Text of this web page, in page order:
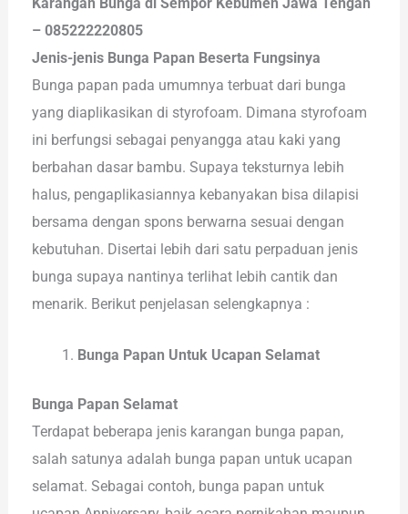
– 085222220805
Jenis-jenis Bunga Papan Beserta Fungsinya
Bunga papan pada umumnya terbuat dari bunga
yang diaplikasikan di styrofoam. Dimana styrofoam
ini berfungsi sebagai penyangga atau kaki yang
berbahan dasar bambu. Supaya teksturnya lebih
halus, pengaplikasiannya kebanyakan bisa dilapisi
bersama dengan spons berwarna sesuai dengan
kebutuhan. Disertai lebih dari satu perpaduan jenis
bunga supaya nantinya terlihat lebih cantik dan
menarik. Berikut penjelasan selengkapnya :
Bunga Papan Untuk Ucapan Selamat
Bunga Papan Selamat
Terdapat beberapa jenis karangan bunga papan,
salah satunya adalah bunga papan untuk ucapan
selamat. Sebagai contoh, bunga papan untuk